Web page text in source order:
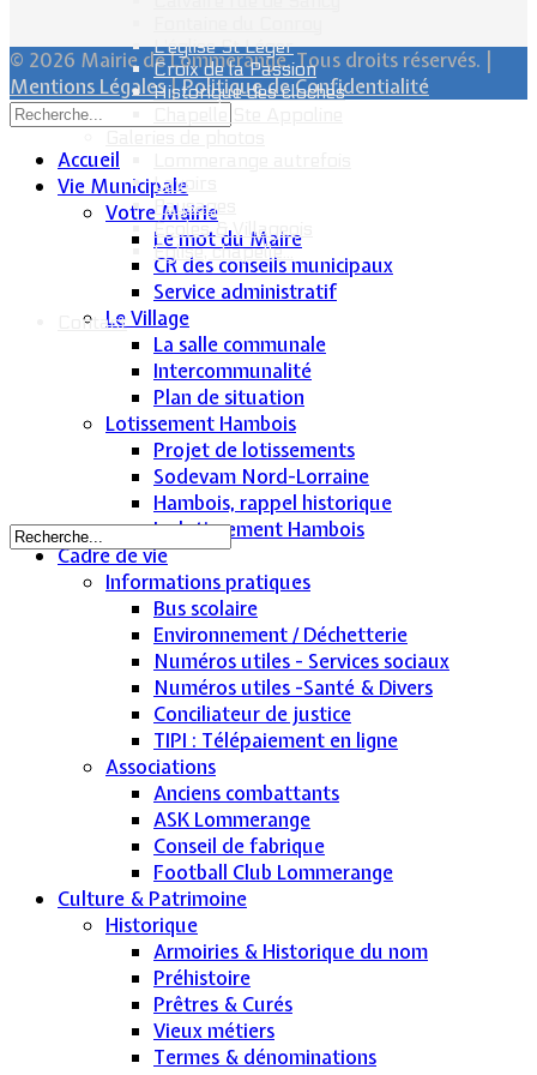
L'église St Léger
Croix de la Passion
Historique des cloches
Lavoirs
Paysages
Écoles & Villageois
Église, chapelle...
Contact
© 2026 Mairie de Lommerange. Tous droits réservés. |
Mentions Légales|Politique de Confidentialité
Accueil
Vie Municipale
Votre Mairie
Le mot du Maire
CR des conseils municipaux
Service administratif
Le Village
La salle communale
Intercommunalité
Plan de situation
Lotissement Hambois
Projet de lotissements
Sodevam Nord-Lorraine
Hambois, rappel historique
Le lotissement Hambois
Cadre de vie
Informations pratiques
Bus scolaire
Environnement / Déchetterie
Numéros utiles - Services sociaux
Numéros utiles -Santé & Divers
Conciliateur de justice
TIPI : Télépaiement en ligne
Associations
Anciens combattants
ASK Lommerange
Conseil de fabrique
Football Club Lommerange
Culture & Patrimoine
Historique
Armoiries & Historique du nom
Préhistoire
Prêtres & Curés
Vieux métiers
Termes & dénominations